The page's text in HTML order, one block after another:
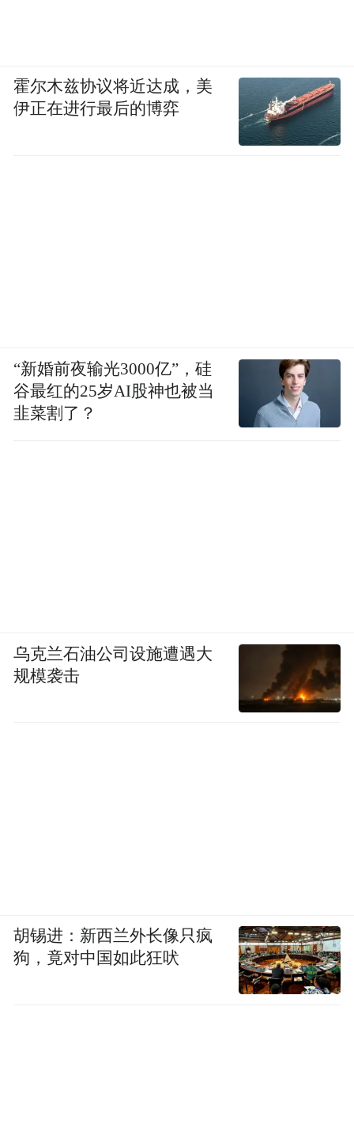
霍尔木兹协议将近达成，美
伊正在进行最后的博弈
“新婚前夜输光3000亿”，硅
谷最红的25岁AI股神也被当
韭菜割了？
乌克兰石油公司设施遭遇大
规模袭击
胡锡进：新西兰外长像只疯
狗，竟对中国如此狂吠